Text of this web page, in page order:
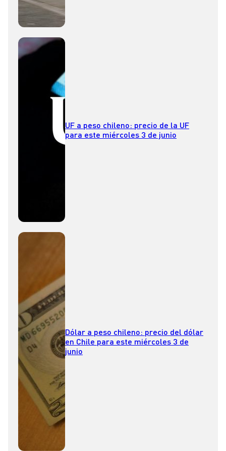
UF a peso chileno: precio de la UF
para este miércoles 3 de junio
Dólar a peso chileno: precio del dólar
en Chile para este miércoles 3 de
junio